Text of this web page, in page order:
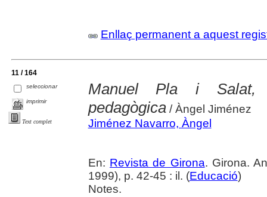
Enllaç permanent a aquest
11 / 164
seleccionar
imprimir
Text complet
Manuel Pla i Salat,
pedagògica/ Àngel Jiménez
Jiménez Navarro, Àngel
En: Revista de Girona. Girona.
1999), p. 42-45 : il. (Educació)
Notes.